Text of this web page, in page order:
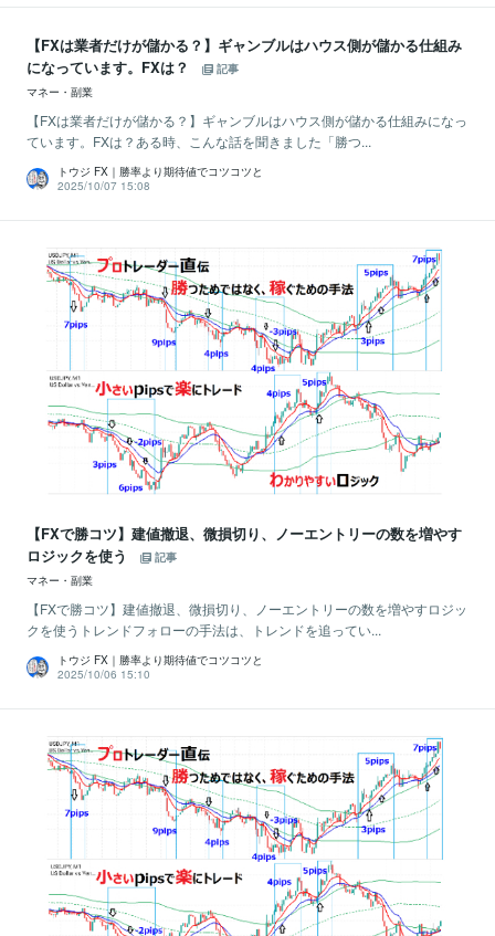
【FXは業者だけが儲かる？】ギャンブルはハウス側が儲かる仕組み
になっています。FXは？
記事
マネー・副業
【FXは業者だけが儲かる？】ギャンブルはハウス側が儲かる仕組みになっ
ています。FXは？ある時、こんな話を聞きました「勝つ...
トウジ FX｜勝率より期待値でコツコツと
2025/10/07 15:08
【FXで勝コツ】建値撤退、微損切り、ノーエントリーの数を増やす
ロジックを使う
記事
マネー・副業
【FXで勝コツ】建値撤退、微損切り、ノーエントリーの数を増やすロジッ
クを使うトレンドフォローの手法は、トレンドを追ってい...
トウジ FX｜勝率より期待値でコツコツと
2025/10/06 15:10